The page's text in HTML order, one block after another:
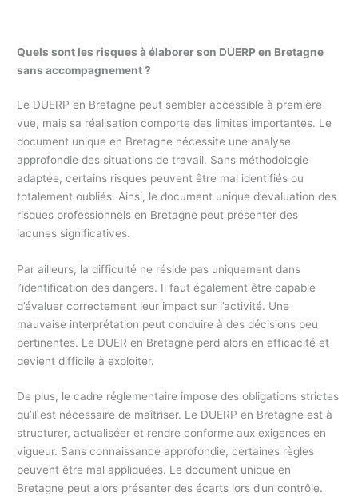
Quels sont les risques à élaborer son DUERP en Bretagne
sans accompagnement ?
Le DUERP en Bretagne peut sembler accessible à première
vue, mais sa réalisation comporte des limites importantes. Le
document unique en Bretagne nécessite une analyse
approfondie des situations de travail. Sans méthodologie
adaptée, certains risques peuvent être mal identifiés ou
totalement oubliés. Ainsi, le document unique d’évaluation des
risques professionnels en Bretagne peut présenter des
lacunes significatives.
Par ailleurs, la difficulté ne réside pas uniquement dans
l’identification des dangers. Il faut également être capable
d’évaluer correctement leur impact sur l’activité. Une
mauvaise interprétation peut conduire à des décisions peu
pertinentes. Le DUER en Bretagne perd alors en efficacité et
devient difficile à exploiter.
De plus, le cadre réglementaire impose des obligations strictes
qu’il est nécessaire de maîtriser. Le DUERP en Bretagne est à
structurer, actualiséer et rendre conforme aux exigences en
vigueur. Sans connaissance approfondie, certaines règles
peuvent être mal appliquées. Le document unique en
Bretagne peut alors présenter des écarts lors d’un contrôle.